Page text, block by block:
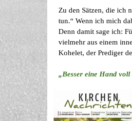
tun.“ Wenn ich mich
Denn damit sage ich:
vielmehr aus einem
Kohelet, der Prediger
Wind.“
Kohelet stellt zwei
anderen mit einer